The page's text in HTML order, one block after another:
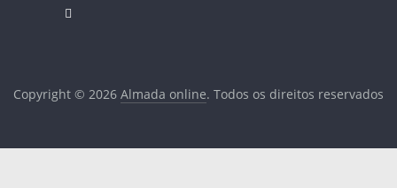
Copyright © 2026 Almada online. Todos os direitos reservados